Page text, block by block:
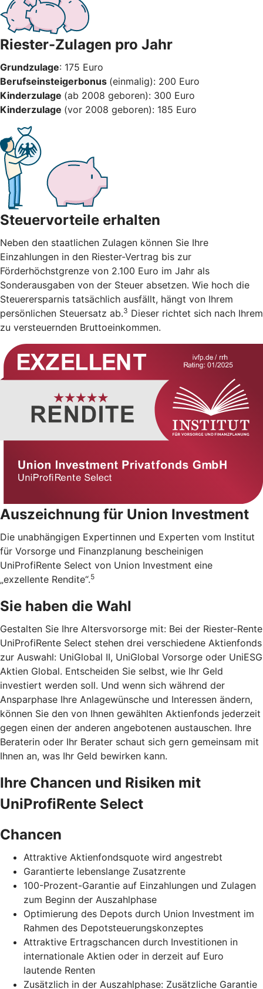
Riester-Zulagen pro Jahr
Grundzulage: 175 Euro
Berufseinsteigerbonus (einmalig): 200 Euro
Kinderzulage (ab 2008 geboren): 300 Euro
Kinderzulage (vor 2008 geboren): 185 Euro
Steuervorteile erhalten
Neben den staatlichen Zulagen können Sie Ihre
Einzahlungen in den Riester-Vertrag bis zur
Förderhöchstgrenze von 2.100 Euro im Jahr als
Sonderausgaben von der Steuer absetzen. Wie hoch die
Steuerersparnis tatsächlich ausfällt, hängt von Ihrem
persönlichen Steuersatz ab.3 Dieser richtet sich nach Ihrem
zu versteuernden Bruttoeinkommen.
Auszeichnung für Union Investment
Die unabhängigen Expertinnen und Experten vom Institut
für Vorsorge und Finanzplanung bescheinigen
UniProfiRente Select von Union Investment eine
„exzellente Rendite“.5
Sie haben die Wahl
Gestalten Sie Ihre Altersvorsorge mit: Bei der Riester-Rente
UniProfiRente Select stehen drei verschiedene Aktienfonds
zur Auswahl: UniGlobal II, UniGlobal Vorsorge oder UniESG
Aktien Global. Entscheiden Sie selbst, wie Ihr Geld
investiert werden soll. Und wenn sich während der
Ansparphase Ihre Anlagewünsche und Interessen ändern,
können Sie den von Ihnen gewählten Aktienfonds jederzeit
gegen einen der anderen angebotenen austauschen. Ihre
Beraterin oder Ihr Berater schaut sich gern gemeinsam mit
Ihnen an, was Ihr Geld bewirken kann.
Ihre Chancen und Risiken mit
UniProfiRente Select
Chancen
Attraktive Aktienfondsquote wird angestrebt
Garantierte lebenslange Zusatzrente
100-Prozent-Garantie auf Einzahlungen und Zulagen
zum Beginn der Auszahlphase
Optimierung des Depots durch Union Investment im
Rahmen des Depotsteuerungskonzeptes
Attraktive Ertragschancen durch Investitionen in
internationale Aktien oder in derzeit auf Euro
lautende Renten
Zusätzlich in der Auszahlphase: Zusätzliche Garantie